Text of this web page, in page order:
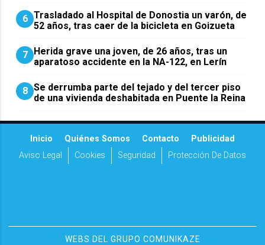
6 Trasladado al Hospital de Donostia un varón, de
52 años, tras caer de la bicicleta en Goizueta
7 Herida grave una joven, de 26 años, tras un
aparatoso accidente en la NA-122, en Lerín
8 Se derrumba parte del tejado y del tercer piso
de una vivienda deshabitada en Puente la Reina
Inicio Quiénes Somos Contacto
Publicidad
Aviso Legal
Cookies Seguridad Protección De Datos
WEBS DEL GRUPO COMUNIKAZE